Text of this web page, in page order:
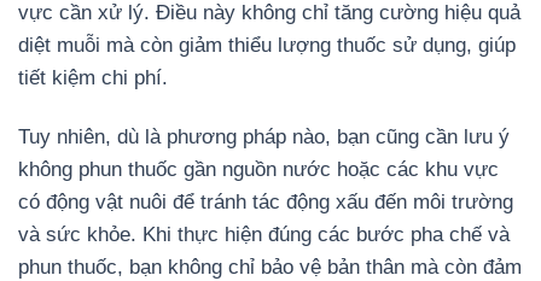
vực cần xử lý. Điều này không chỉ tăng cường hiệu quả
diệt muỗi mà còn giảm thiểu lượng thuốc sử dụng, giúp
tiết kiệm chi phí.
Tuy nhiên, dù là phương pháp nào, bạn cũng cần lưu ý
không phun thuốc gần nguồn nước hoặc các khu vực
có động vật nuôi để tránh tác động xấu đến môi trường
và sức khỏe. Khi thực hiện đúng các bước pha chế và
phun thuốc, bạn không chỉ bảo vệ bản thân mà còn đảm